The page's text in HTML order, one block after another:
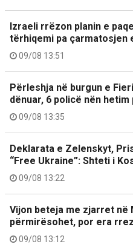
Izraeli rrëzon planin e
tërhiqemi pa çarmatosjen
09/08 13:51
Përleshja në burgun e
dënuar, 6 policë nën
09/08 13:35
Deklarata e Zelenskyt,
“Free Ukraine”: Shteti i
09/08 13:22
Vijon beteja me zjarret në
përmirësohet, por era
09/08 13:12